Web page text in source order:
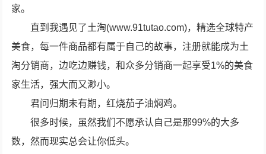
家。
直到我遇见了土淘(www.91tutao.com)，精选全球特产
美食，每一件商品都有属于自己的故事，注册就能成为土
淘分销商，边吃边赚钱，和众多分销商一起享受1%的美食
家生活，强大而又渺小。
君问归期未有期，红烧茄子油焖鸡。
很多时候，虽然我们不愿承认自己是那99%的大多
数，然而现实总会让你低头。